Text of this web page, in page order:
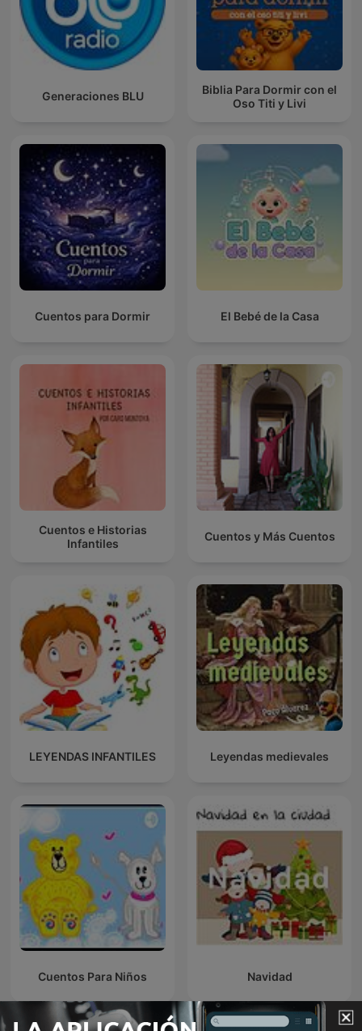
Generaciones BLU
Biblia Para Dormir con el
Oso Titi y Livi
Cuentos para Dormir El Bebé de la Casa
Cuentos e Historias
Infantiles
Cuentos y Más Cuentos
LEYENDAS INFANTILES Leyendas medievales
Cuentos Para Niños Navidad